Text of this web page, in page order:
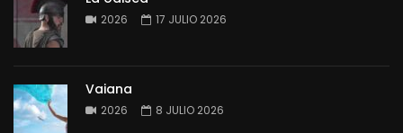
2026 17 JULIO 2026
Vaiana
2026 8 JULIO 2026